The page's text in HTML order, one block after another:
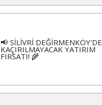
📢 SİLİVRİ DEĞİRMENKÖY'DE
KAÇIRILMAYACAK YATIRIM
FIRSATI! 🌾